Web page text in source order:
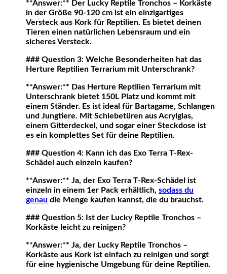
**Answer:** Der Lucky Reptile Tronchos – Korkäste
in der Größe 90-120 cm ist ein einzigartiges
Versteck aus Kork für Reptilien. Es bietet deinen
Tieren einen natürlichen Lebensraum und ein
sicheres Versteck.
### Question 3: Welche Besonderheiten hat das
Herture Reptilien Terrarium mit Unterschrank?
**Answer:** Das Herture Reptilien Terrarium mit
Unterschrank bietet 150L Platz und kommt mit
einem Ständer. Es ist ideal für Bartagame, Schlangen
und Jungtiere. Mit Schiebetüren aus Acrylglas,
einem Gitterdeckel, und sogar einer Steckdose ist
es ein komplettes Set für deine Reptilien.
### Question 4: Kann ich das Exo Terra T-Rex-
Schädel auch einzeln kaufen?
**Answer:** Ja, der Exo Terra T-Rex-Schädel ist
einzeln in einem 1er Pack erhältlich, sodass du
genau die Menge kaufen kannst, die du brauchst.
### Question 5: Ist der Lucky Reptile Tronchos –
Korkäste leicht zu reinigen?
**Answer:** Ja, der Lucky Reptile Tronchos –
Korkäste aus Kork ist einfach zu reinigen und sorgt
für eine hygienische Umgebung für deine Reptilien.